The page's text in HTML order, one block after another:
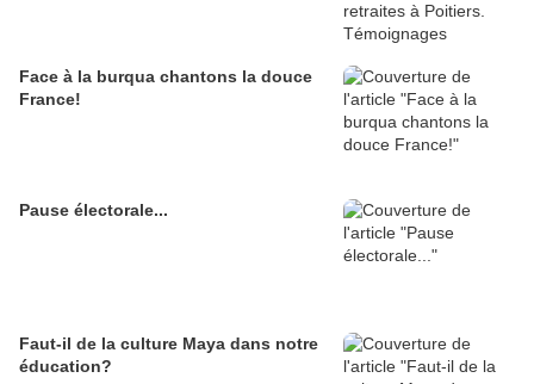
Face à la burqua chantons la douce
France!
Pause électorale...
Faut-il de la culture Maya dans notre
éducation?